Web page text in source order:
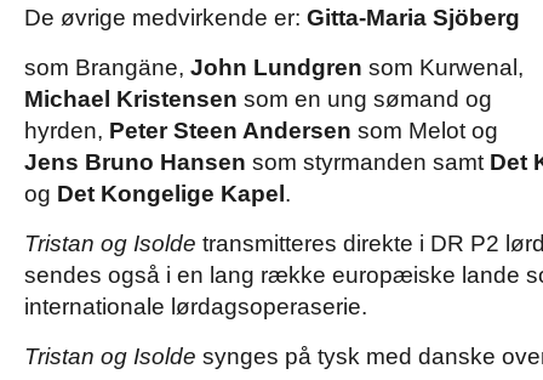
De øvrige medvirkende er: Gitta-Maria Sjöberg
som Brangäne, John Lundgren som Kurwenal,
Michael Kristensen som en ung sømand og
hyrden, Peter Steen Andersen som Melot og
Jens Bruno Hansen som styrmanden samt Det
og Det Kongelige Kapel .
Tristan og Isolde transmitteres direkte i DR P2
sendes også i en lang række europæiske lande
internationale lørdagsoperaserie.
Tristan og Isolde synges på tysk med danske